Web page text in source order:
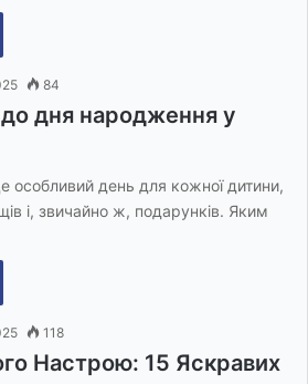
84
до дня народження у
особливий день для кожної дитини,
і, звичайно ж, подарунків. Яким
118
Настрою: 15 Яскравих